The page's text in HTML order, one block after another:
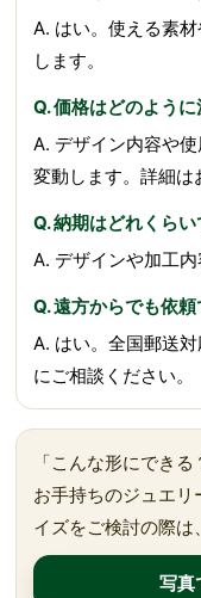
A. はい。使える素
します。
Q. 価格はどのよう
A. デザイン内容や
変動します。詳細は
Q. 納期はどれくらい
A. デザインや加工
Q. 遠方からでも依
A. はい。全国郵送
にご相談ください。
「こんな形にでき
お手持ちのジュエ
イズをご検討の際は
写真